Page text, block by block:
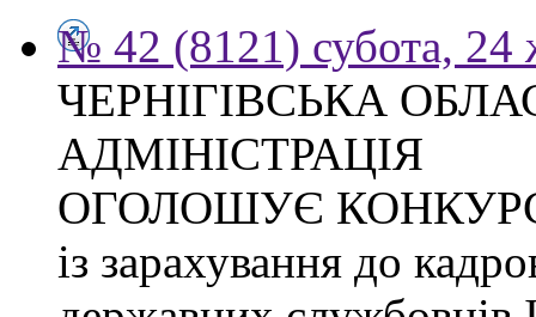
№ 42 (8121) субота, 24
ЧЕРНІГІВСЬКА
АДМІНІСТРАЦІЯ
ОГОЛОШУЄ
із зарахування до